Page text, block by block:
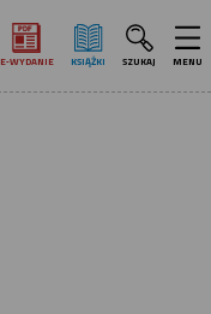
E‑WYDANIE KSIĄŻKI SZUKAJ MENU